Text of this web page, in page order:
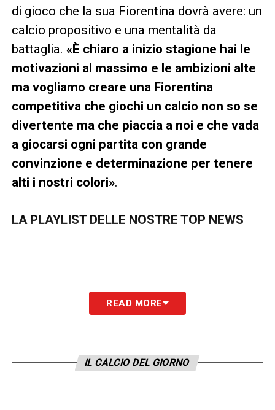
di gioco che la sua Fiorentina dovrà avere: un
calcio propositivo e una mentalità da
battaglia. «È chiaro a inizio stagione hai le
motivazioni al massimo e le ambizioni alte
ma vogliamo creare una Fiorentina
competitiva che giochi un calcio non so se
divertente ma che piaccia a noi e che vada
a giocarsi ogni partita con grande
convinzione e determinazione per tenere
alti i nostri colori».
LA PLAYLIST DELLE NOSTRE TOP NEWS
READ MORE
IL CALCIO DEL GIORNO